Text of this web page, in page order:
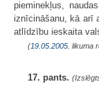
pieminekļus,
iznīcināšanu, kā arī
atlīdzību ieskaita
(19.05.2005 .
17. pants.